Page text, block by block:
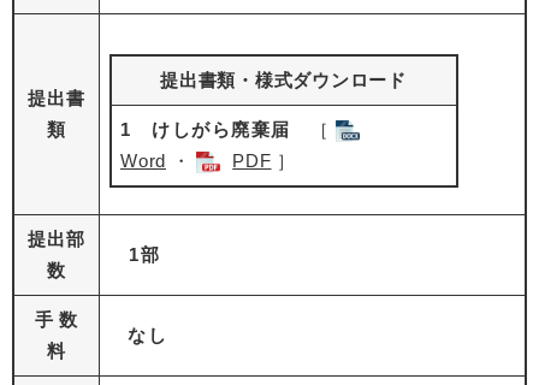
提出書
類
提出書類・様式ダウンロード
1 けしがら廃棄届
［
Word ・ PDF ］
提出部
数
1部
手 数
料
なし